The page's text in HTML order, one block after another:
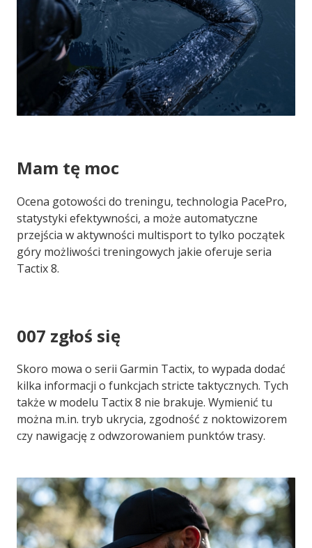
Mam tę moc
Ocena gotowości do treningu, technologia PacePro,
statystyki efektywności, a może automatyczne
przejścia w aktywności multisport to tylko początek
góry możliwości treningowych jakie oferuje seria
Tactix 8.
007 zgłoś się
Skoro mowa o serii Garmin Tactix, to wypada dodać
kilka informacji o funkcjach stricte taktycznych. Tych
także w modelu Tactix 8 nie brakuje. Wymienić tu
można m.in. tryb ukrycia, zgodność z noktowizorem
czy nawigację z odwzorowaniem punktów trasy.